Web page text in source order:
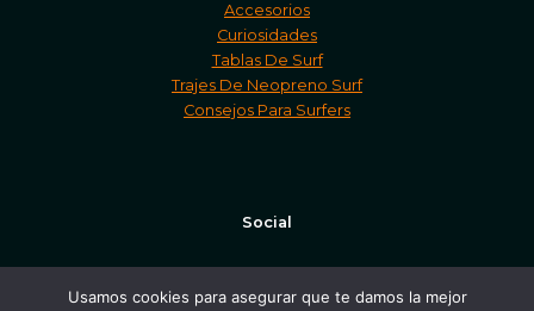
Accesorios
Curiosidades
Tablas De Surf
Trajes De Neopreno Surf
Consejos Para Surfers
Social
Usamos cookies para asegurar que te damos la mejor